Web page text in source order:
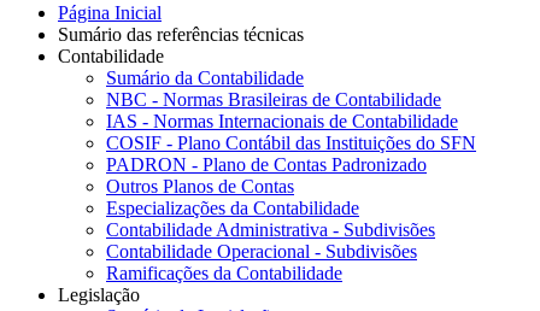
Página Inicial
Sumário das referências técnicas
Contabilidade
Sumário da Contabilidade
NBC - Normas Brasileiras de Contabilidade
IAS - Normas Internacionais de Contabilidade
COSIF - Plano Contábil das Instituições do SFN
PADRON - Plano de Contas Padronizado
Outros Planos de Contas
Especializações da Contabilidade
Contabilidade Administrativa - Subdivisões
Contabilidade Operacional - Subdivisões
Ramificações da Contabilidade
Legislação